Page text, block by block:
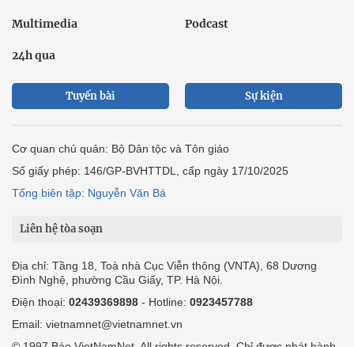
Multimedia Podcast
24h qua
Tuyến bài Sự kiện
Cơ quan chủ quản: Bộ Dân tộc và Tôn giáo
Số giấy phép: 146/GP-BVHTTDL, cấp ngày 17/10/2025
Tổng biên tập: Nguyễn Văn Bá
Liên hệ tòa soạn
Địa chỉ: Tầng 18, Toà nhà Cục Viễn thông (VNTA), 68 Dương
Đình Nghệ, phường Cầu Giấy, TP. Hà Nội.
Điện thoại: 02439369898 - Hotline: 0923457788
Email: vietnamnet@vietnamnet.vn